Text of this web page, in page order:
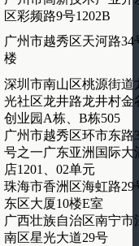
区彩频路9号1202B
广州市越秀区天河路34
楼
深圳市南山区桃源街道
光社区龙井路龙井村金
创业园A栋、B栋505
广州市越秀区环市东路
号之一广东亚洲国际大
店1201、02单元
珠海市香洲区海虹路29
东区大厦10楼E室
广西壮族自治区南宁市
南区星光大道29号